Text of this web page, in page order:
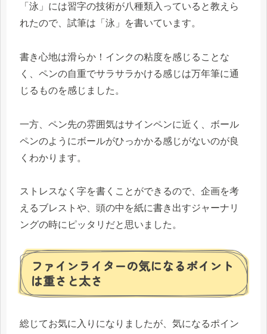
「泳」には習字の技術が八種類入っていると教えら
れたので、試筆は「泳」を書いています。
書き心地は滑らか！インクの粘度を感じることな
く、ペンの自重でサラサラかける感じは万年筆に通
じるものを感じました。
一方、ペン先の雰囲気はサインペンに近く、ボール
ペンのようにボールがひっかかる感じがないのが良
くわかります。
ストレスなく字を書くことができるので、企画を考
えるブレストや、頭の中を紙に書き出すジャーナリ
ングの時にピッタリだと思いました。
ファインライターの気になるポイント
は重さと太さ
総じてお気に入りになりましたが、気になるポイン